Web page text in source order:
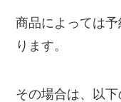
商品によっては
ります。
その場合は、以